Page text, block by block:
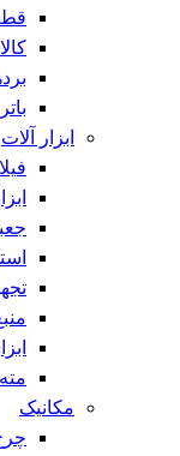
ابزار آلات
مکانیک